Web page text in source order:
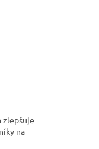
zlepšuje
na